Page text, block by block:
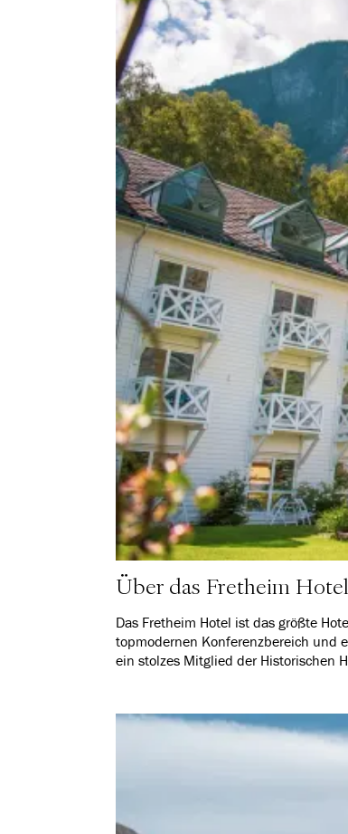
Über das Fretheim Hotel
Das Fretheim Hotel ist das größte
topmodernen Konferenzbereich und
ein stolzes Mitglied der Historischen